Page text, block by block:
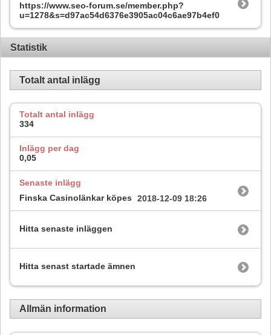
https://www.seo-forum.se/member.php?
u=1278&s=d97ac54d6376e3905ac04c6ae97b4ef0
Statistik
Totalt antal inlägg
Totalt antal inlägg
334
Inlägg per dag
0,05
Senaste inlägg
Finska Casinolänkar köpes
2018-12-09 18:26
Hitta senaste inläggen
Hitta senast startade ämnen
Allmän information